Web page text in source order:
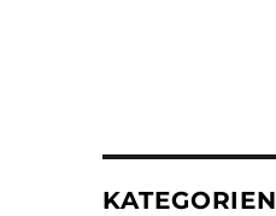
KATEGORIEN